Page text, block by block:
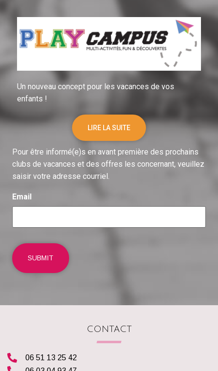
Un nouveau concept pour les vacances de vos
enfants !
LIRE LA SUITE
Pour être informé(e)s en avant première des prochains
clubs de vacances et des offres les concernant, veuillez
saisir votre adresse courriel.
Email
SUBMIT
CONTACT
06 51 13 25 42